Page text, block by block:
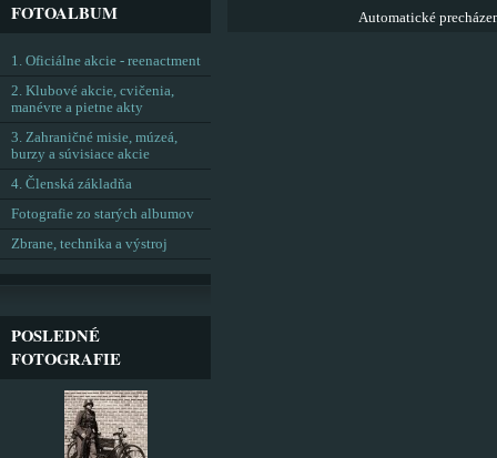
Automatické
FOTOALBUM
1. Oficiálne akcie - reenactment
2. Klubové akcie, cvičenia,
manévre a pietne akty
3. Zahraničné misie, múzeá,
burzy a súvisiace akcie
4. Členská základňa
Fotografie zo starých albumov
Zbrane, technika a výstroj
POSLEDNÉ
FOTOGRAFIE